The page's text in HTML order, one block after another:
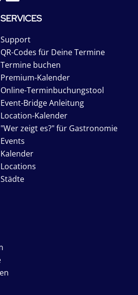
SERVICES
Support
QR-Codes für Deine Termine
Termine buchen
Premium-Kalender
Online-Terminbuchungstool
Event-Bridge Anleitung
Location-Kalender
"Wer zeigt es?" für Gastronomie
Events
Kalender
Locations
Städte